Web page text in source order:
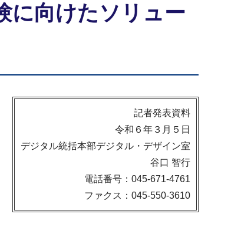
に向けたソリュー
記者発表資料
令和６年３月５日
デジタル統括本部デジタル・デザイン室
谷口 智行
電話番号：045-671-4761
ファクス：045-550-3610